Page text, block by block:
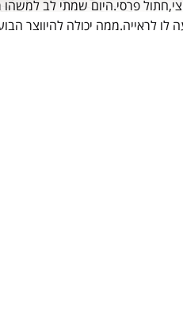
פרסי.היום שמתי לב
לראייה.ממה יכולה להיווצר